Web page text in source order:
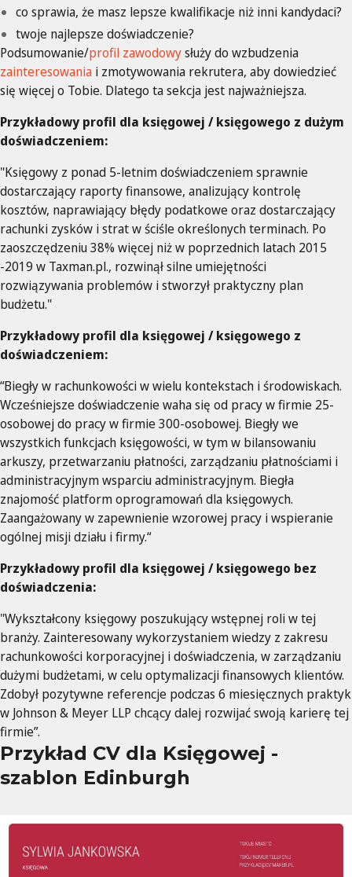
co sprawia, że masz lepsze kwalifikacje niż inni kandydaci?
twoje najlepsze doświadczenie?
Podsumowanie/profil zawodowysłuży do wzbudzenia
zainteresowania i zmotywowania rekrutera, aby dowiedzieć
się więcej o Tobie. Dlatego ta sekcja jest najważniejsza.
Przykładowy profil dla księgowej / księgowego z dużym
doświadczeniem:
"Księgowy z ponad 5-letnim doświadczeniem sprawnie
dostarczający raporty finansowe, analizujący kontrolę
kosztów, naprawiający błędy podatkowe oraz dostarczający
rachunki zysków i strat w ściśle określonych terminach. Po
zaoszczędzeniu 38% więcej niż w poprzednich latach 2015
-2019 w Taxman.pl., rozwinął silne umiejętności
rozwiązywania problemów i stworzył praktyczny plan
budżetu."
Przykładowy profil dla księgowej / księgowego z
doświadczeniem:
“Biegły w rachunkowości w wielu kontekstach i środowiskach.
Wcześniejsze doświadczenie waha się od pracy w firmie 25-
osobowej do pracy w firmie 300-osobowej. Biegły we
wszystkich funkcjach księgowości, w tym w bilansowaniu
arkuszy, przetwarzaniu płatności, zarządzaniu płatnościami i
administracyjnym wsparciu administracyjnym. Biegła
znajomość platform oprogramowań dla księgowych.
Zaangażowany w zapewnienie wzorowej pracy i wspieranie
ogólnej misji działu i firmy.“
Przykładowy profil dla księgowej / księgowego bez
doświadczenia:
"Wykształcony księgowy poszukujący wstępnej roli w tej
branży. Zainteresowany wykorzystaniem wiedzy z zakresu
rachunkowości korporacyjnej i doświadczenia, w zarządzaniu
dużymi budżetami, w celu optymalizacji finansowych klientów.
Zdobył pozytywne referencje podczas 6 miesięcznych praktyk
w Johnson & Meyer LLP chcący dalej rozwijać swoją karierę tej
firmie”.
Przykład CV dla Księgowej -
szablon Edinburgh